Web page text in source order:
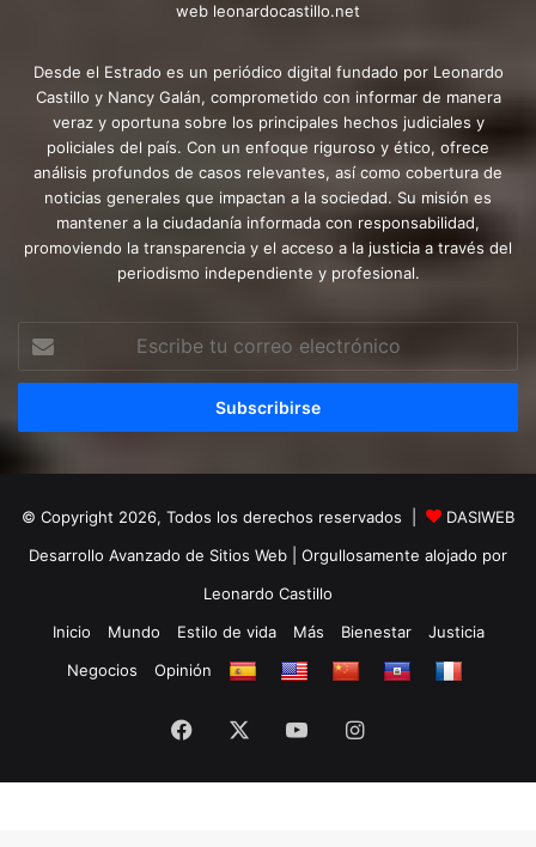
web leonardocastillo.net
Desde el Estrado es un periódico digital fundado por Leonardo
Castillo y Nancy Galán, comprometido con informar de manera
veraz y oportuna sobre los principales hechos judiciales y
policiales del país. Con un enfoque riguroso y ético, ofrece
análisis profundos de casos relevantes, así como cobertura de
noticias generales que impactan a la sociedad. Su misión es
mantener a la ciudadanía informada con responsabilidad,
promoviendo la transparencia y el acceso a la justicia a través del
periodismo independiente y profesional.
correo
© Copyright 2026, Todos los derechos reservados |
DASIWEB
Desarrollo Avanzado de Sitios Web | Orgullosamente alojado por
Leonardo Castillo
Inicio
Mundo Estilo de vida Más Bienestar
Justicia
Negocios
Opinión
Facebook YouTubeInstagram